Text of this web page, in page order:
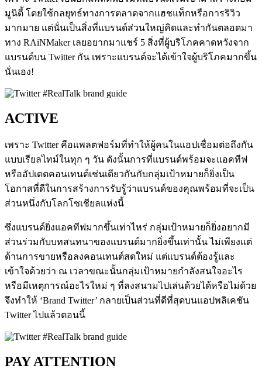
มูนิตี้ โดยใช้กลยุทธ์ทางการตลาดจากแฮชแท็กหรือการริวิว
มากมาย แต่นั่นเป็นสิ่งที่แบรนด์ส่วนใหญ่คิดและทำกันตลอดมา
ทาง RAiNMaker เลยอยากมาแชร์ 5 สิ่งที่ผู้บริโภคคาดหวังจาก
แบรนด์บน Twitter กัน เพราะแบรนด์จะได้เข้าใจผู้บริโภคมากขึ้น
นั่นเอง!
ACTIVE
เพราะ Twitter คือแพลตฟอร์มที่ทำให้ผู้คนในแอปเชื่อมต่อถึงกัน
แบบเรียลไทม์ในทุก ๆ วัน ดังนั้นการที่แบรนด์พร้อมจะแอคทีฟ
หรืออัปเดตคอนเทนต์เช่นเดียวกันกับกลุ่มเป้าหมายก็ยิ่งเป็น
โอกาสที่ดีในการสร้างการรับรู้ว่าแบรนด์ของคุณพร้อมที่จะเป็น
ส่วนหนึ่งกับโลกโซเชียลแห่งนี้
ซึ่งแบรนด์ยิ่งแอคทีฟมากขึ้นเท่าไหร่ กลุ่มเป้าหมายก็ยิ่งอยากมี
ส่วนร่วมกับบทสนทนาของแบรนด์มากยิ่งขึ้นเท่านั้น ไม่เพียงแต่
ด้านการขายหรือลงคอนเทนต์สดใหม่ แต่แบรนด์ต้องรู้และ
เข้าใจด้วยว่า ณ เวลาขณะนั้นกลุ่มเป้าหมายกำลังสนใจอะไร
หรือมีเหตุการณ์อะไรใหม่ ๆ ที่ลงสนามไปเล่นด้วยได้หรือไม่ด้วย
จึงทำให้ ‘Brand Twitter’ กลายเป็นส่วนที่ดีที่สุดบนแอปพลิเคชัน
Twitter ไปแล้วตอนนี้
PAY ATTENTION